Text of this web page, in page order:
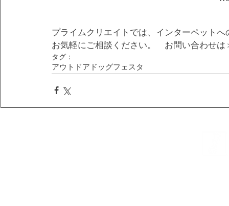
プライムクリエイトでは、インターペット
お気軽にご相談ください。　お問い合わせは
タグ：
アウトドアドッグフェスタ